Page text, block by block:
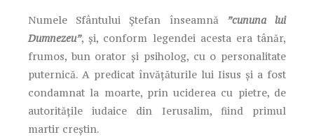
Numele Sfântului Ștefan înseamnă ”cununa lui
Dumnezeu”, și, conform legendei acesta era tânăr,
frumos, bun orator și psiholog, cu o personalitate
puternică. A predicat învățăturile lui Iisus și a fost
condamnat la moarte, prin uciderea cu pietre, de
autoritățile iudaice din Ierusalim, fiind primul
martir creștin.